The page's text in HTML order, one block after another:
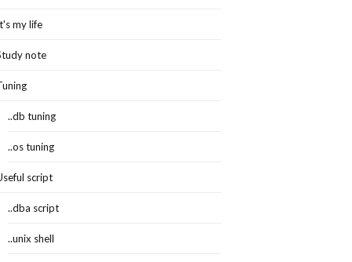
my life
note
..db tuning
..os tuning
script
..dba script
..unix shell